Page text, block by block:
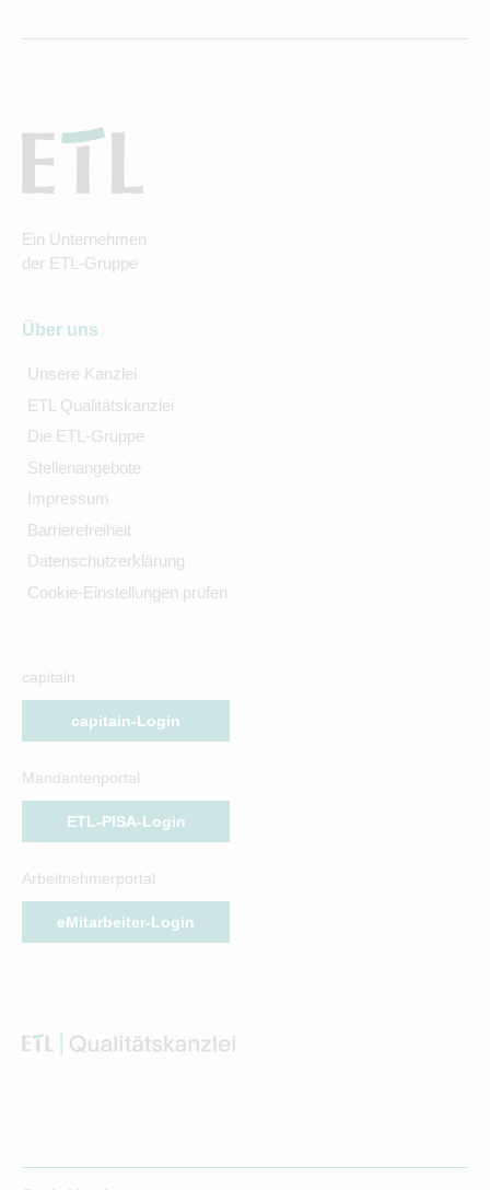
Ein Unternehmen
der ETL-Gruppe
Über uns
Unsere Kanzlei
ETL Qualitätskanzlei
Die ETL-Gruppe
Stellenangebote
Impressum
Barrierefreiheit
Datenschutzerklärung
Cookie-Einstellungen prüfen
capitain
capitain-Login
Mandantenportal
ETL-PISA-Login
Arbeitnehmerportal
eMitarbeiter-Login